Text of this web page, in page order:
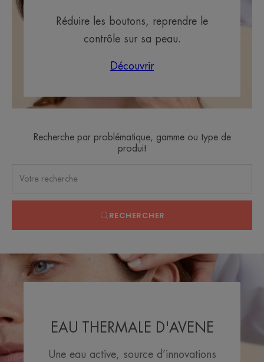
Réduire les boutons, reprendre le
contrôle sur sa peau.
Découvrir
Recherche par problématique, gamme ou type de
produit
RECHERCHER
EAU THERMALE D'AVENE
Une eau active, source d’innovations